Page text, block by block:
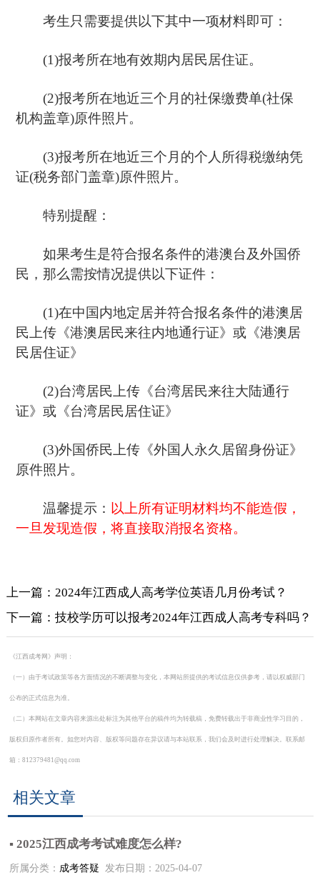
考生只需要提供以下其中一项材料即可：
(1)报考所在地有效期内居民居住证。
(2)报考所在地近三个月的社保缴费单(社保
机构盖章)原件照片。
(3)报考所在地近三个月的个人所得税缴纳凭
证(税务部门盖章)原件照片。
特别提醒：
如果考生是符合报名条件的港澳台及外国侨
民，那么需按情况提供以下证件：
(1)在中国内地定居并符合报名条件的港澳居
民上传《港澳居民来往内地通行证》或《港澳居
民居住证》
(2)台湾居民上传《台湾居民来往大陆通行
证》或《台湾居民居住证》
(3)外国侨民上传《外国人永久居留身份证》
原件照片。
温馨提示： 以上所有证明材料均不能造假，
一旦发现造假，将直接取消报名资格。
上一篇：2024年江西成人高考学位英语几月份考试？
下一篇：技校学历可以报考2024年江西成人高考专科吗？
《江西成考网》声明：
（一）由于考试政策等各方面情况的不断调整与变化，本网站所提供的考试信息仅供参考，请以权威部门
公布的正式信息为准。
（二）本网站在文章内容来源出处标注为其他平台的稿件均为转载稿，免费转载出于非商业性学习目的，
版权归原作者所有。如您对内容、版权等问题存在异议请与本站联系，我们会及时进行处理解决。联系邮
箱：812379481@qq.com
相关文章
▪ 2025江西成考考试难度怎么样?
所属分类： 成考答疑 发布日期：2025-04-07